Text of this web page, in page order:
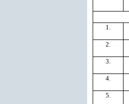
1.
2.
3.
4.
5.